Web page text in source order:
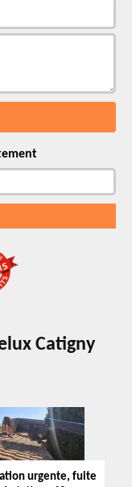
Catigny
urgente, fuite